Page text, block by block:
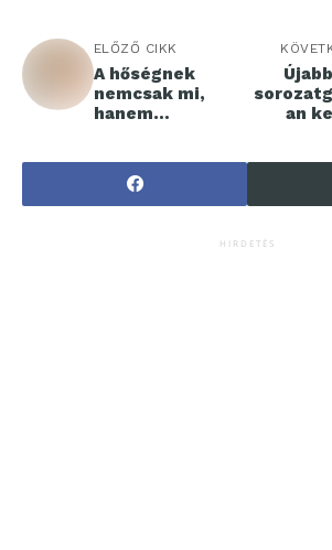
ELŐZŐ CIKK
A hőségnek
nemcsak mi,
hanem
lehet
an
HIRDETÉS